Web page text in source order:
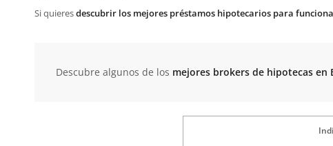
Si quieresdescubrir los mejores préstamos hipotecarios para
Descubre algunos de los mejores brokers de hipotecas en